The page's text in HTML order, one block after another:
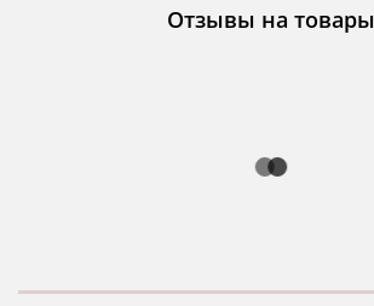
Отзывы на товары